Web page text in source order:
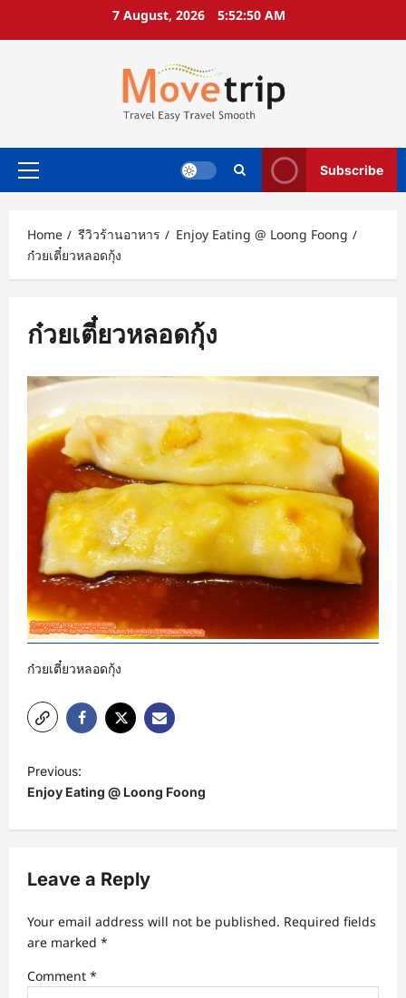
7 August, 2026 5:52:51 AM
Primary
Subscribe
Home รีวิวร้านอาหาร
Enjoy Eating @ Loong Foong
ก๋วยเตี๋ยวหลอดกุ้ง
ก๋วยเตี๋ยวหลอดกุ้ง
ก๋วยเตี๋ยวหลอดกุ้ง
P
o
n
v
g
Previous:
Enjoy Eating @ Loong Foong
Leave a Reply
Your email address will not be published. Required fields
are marked *
Comment *